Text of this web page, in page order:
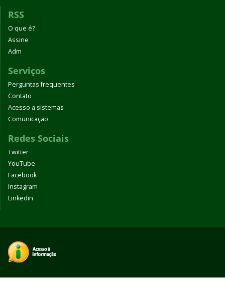
RSS
O que é?
Assine
Adm
Serviços
Perguntas frequentes
Contato
Acesso a sistemas
Comunicação
Redes Sociais
Twitter
YouTube
Facebook
Instagram
Linkedin